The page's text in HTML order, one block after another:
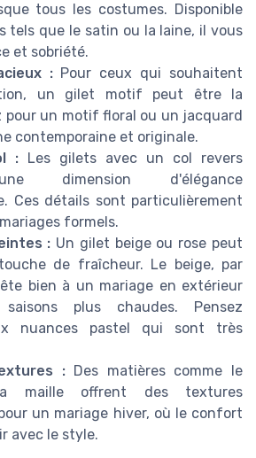
tous les costumes. Disponible
tels que le satin ou la laine, il vous
et sobriété.
:Pour ceux qui souhaitent
un gilet motif peut être la
pour un motif floral ou un jacquard
contemporaine et originale.
: Les gilets avec un col revers
dimension d'élégance
Ces détails sont particulièrement
formels.
: Un gilet beige ou rose peut
de fraîcheur. Le beige, par
bien à un mariage en extérieur
plus chaudes. Pensez
nuances pastel qui sont très
:Des matières comme le
maille offrent des textures
un mariage hiver, où le confort
avec le style.